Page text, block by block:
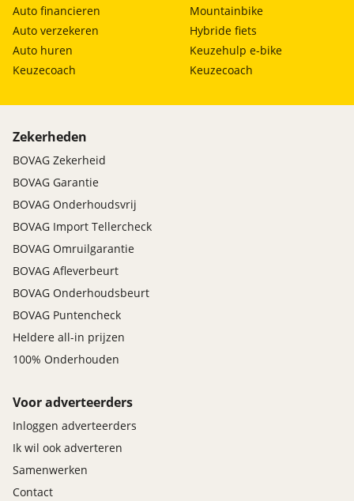
Auto financieren
Auto verzekeren
Auto huren
Keuzecoach
Mountainbike
Hybride fiets
Keuzehulp e-bike
Keuzecoach
Zekerheden
BOVAG Zekerheid
BOVAG Garantie
BOVAG Onderhoudsvrij
BOVAG Import Tellercheck
BOVAG Omruilgarantie
BOVAG Afleverbeurt
BOVAG Onderhoudsbeurt
BOVAG Puntencheck
Heldere all-in prijzen
100% Onderhouden
Voor adverteerders
Inloggen adverteerders
Ik wil ook adverteren
Samenwerken
Contact